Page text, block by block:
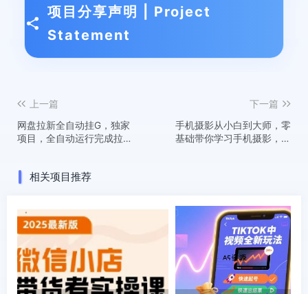
项目分享声明 | Project
Statement
上一篇
网盘拉新全自动挂G，独家
项目，全自动运行完成拉新
下一篇
手机摄影从小白到大师，零
基础带你学习手机摄影，拍
相关项目推荐